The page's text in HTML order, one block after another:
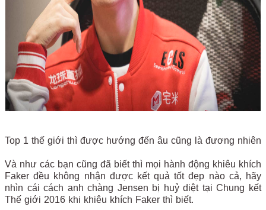
Top 1 thế giới thì được hướng đến âu cũng là đương nhiên
Và như các bạn cũng đã biết thì mọi hành động khiêu khích
Faker đều không nhận được kết quả tốt đẹp nào cả, hãy
nhìn cái cách anh chàng Jensen bị huỷ diệt tại Chung kết
Thế giới 2016 khi khiêu khích Faker thì biết.